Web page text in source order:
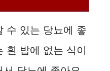
수 있는 당뇨에 좋
흰 밥에 없는 식이